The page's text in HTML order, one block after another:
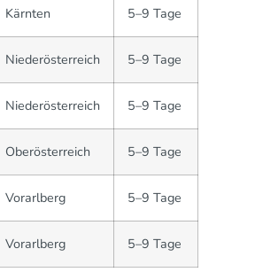
Kärnten 5–9 Tage
Niederösterreich 5–9 Tage
Niederösterreich 5–9 Tage
Oberösterreich 5–9 Tage
Vorarlberg 5–9 Tage
Vorarlberg 5–9 Tage